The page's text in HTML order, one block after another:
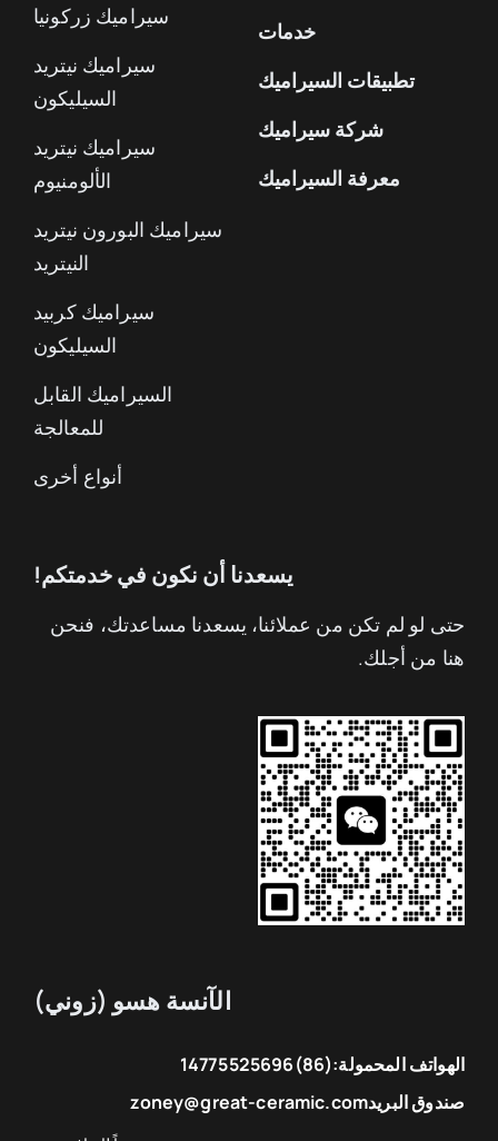
خدمات
تطبيقات السيراميك
شركة سيراميك
معرفة السيراميك
سيراميك زركونيا
سيراميك نيتريد
السيليكون
سيراميك نيتريد
الألومنيوم
سيراميك البورون نيتريد
النيتريد
سيراميك كربيد
السيليكون
السيراميك القابل
للمعالجة
أنواع أخرى
يسعدنا أن نكون في خدمتكم!
حتى لو لم تكن من عملائنا، يسعدنا مساعدتك، فنحن
هنا من أجلك.
الآنسة هسو (زوني)
الهواتف المحمولة:(86)14775525696
صندوق البريدzoney@great-ceramic.com